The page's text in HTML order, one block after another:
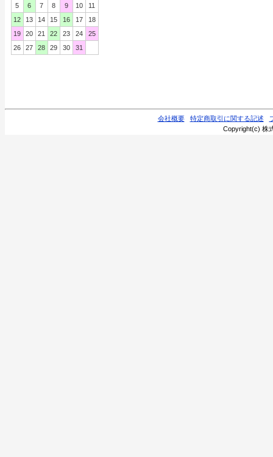
5 6 7 8 9 10
11
12
13 14 15 16 17
18
19
20 21 22 23 24
25
26
27 28 29 30 31
会社概要 特定商取引に関する記述
Copyright(c) 株